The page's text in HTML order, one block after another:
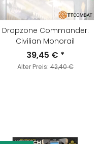
Dropzone Commander:
Civilian Monorail
39,45 € *
Alter Preis:42,40 €